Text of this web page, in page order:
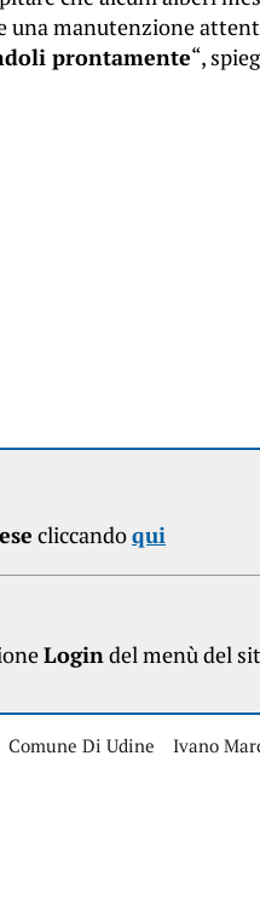
una manutenzione
prontamente“,
cliccandoqui
Logindel menù del
Comune Di Udine Ivano